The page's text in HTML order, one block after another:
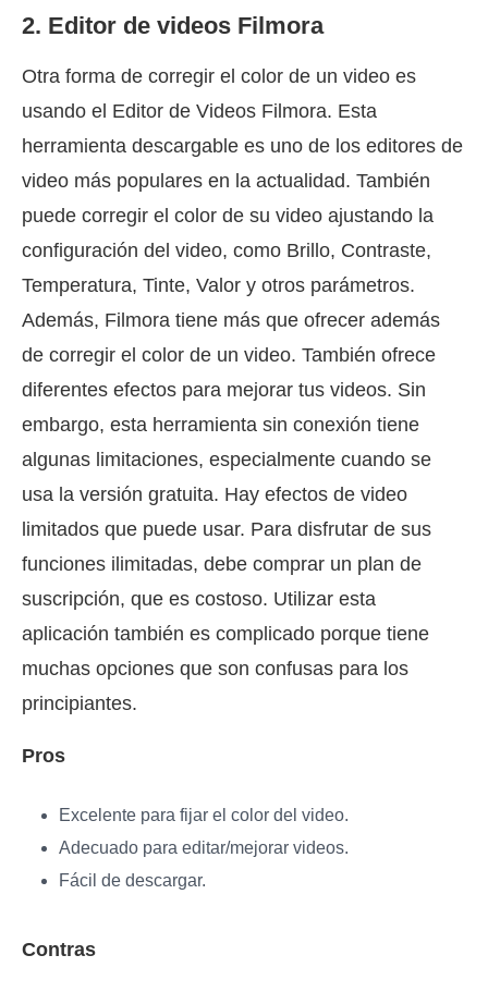
2. Editor de videos Filmora
Otra forma de corregir el color de un video es
usando el Editor de Videos Filmora. Esta
herramienta descargable es uno de los editores de
video más populares en la actualidad. También
puede corregir el color de su video ajustando la
configuración del video, como Brillo, Contraste,
Temperatura, Tinte, Valor y otros parámetros.
Además, Filmora tiene más que ofrecer además
de corregir el color de un video. También ofrece
diferentes efectos para mejorar tus videos. Sin
embargo, esta herramienta sin conexión tiene
algunas limitaciones, especialmente cuando se
usa la versión gratuita. Hay efectos de video
limitados que puede usar. Para disfrutar de sus
funciones ilimitadas, debe comprar un plan de
suscripción, que es costoso. Utilizar esta
aplicación también es complicado porque tiene
muchas opciones que son confusas para los
principiantes.
Pros
Excelente para fijar el color del video.
Adecuado para editar/mejorar videos.
Fácil de descargar.
Contras